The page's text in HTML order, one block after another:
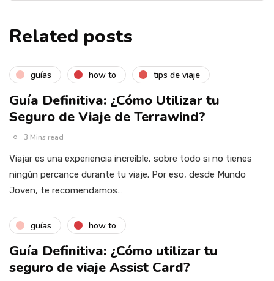
Related posts
guías how to tips de viaje
Guía Definitiva: ¿Cómo Utilizar tu
Seguro de Viaje de Terrawind?
3 Mins read
Viajar es una experiencia increíble, sobre todo si no tienes
ningún percance durante tu viaje. Por eso, desde Mundo
Joven, te recomendamos…
guías how to
Guía Definitiva: ¿Cómo utilizar tu
seguro de viaje Assist Card?